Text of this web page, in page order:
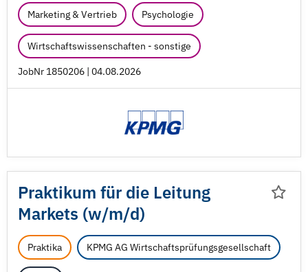
Marketing & Vertrieb Psychologie
Wirtschaftswissenschaften - sonstige
JobNr 1850206 | 04.08.2026
Praktikum für die Leitung
Markets (w/m/d)
Praktika KPMG AG Wirtschaftsprüfungsgesellschaft